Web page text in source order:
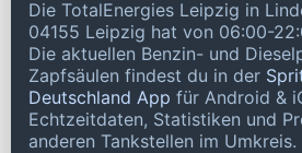
Die TotalEnergies Leipzig in
04155 Leipzig hat von 06:00-
Die aktuellen Benzin- und
Zapfsäulen findest du in der
Deutschland App für Android &
Echtzeitdaten, Statistiken und
anderen Tankstellen im Umkreis.